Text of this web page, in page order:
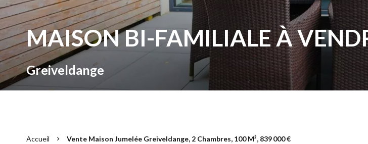
MAISON BI-FAMILIALE À
Greiveldange
Accueil Vente Maison Jumelée Greiveldange, 2 Chambres, 100 M², 839 000 €